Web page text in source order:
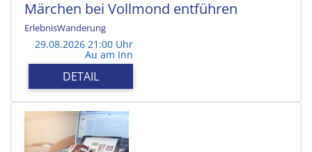
Märchen bei Vollmond entführen
ErlebnisWanderung
29.08.2026 21:00 Uhr
Au am Inn
DETAIL